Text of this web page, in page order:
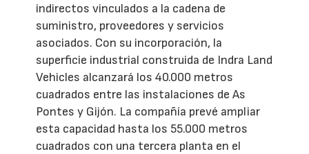
indirectos vinculados a la cadena de
suministro, proveedores y servicios
asociados. Con su incorporación, la
superficie industrial construida de Indra Land
Vehicles alcanzará los 40.000 metros
cuadrados entre las instalaciones de As
Pontes y Gijón. La compañía prevé ampliar
esta capacidad hasta los 55.000 metros
cuadrados con una tercera planta en el